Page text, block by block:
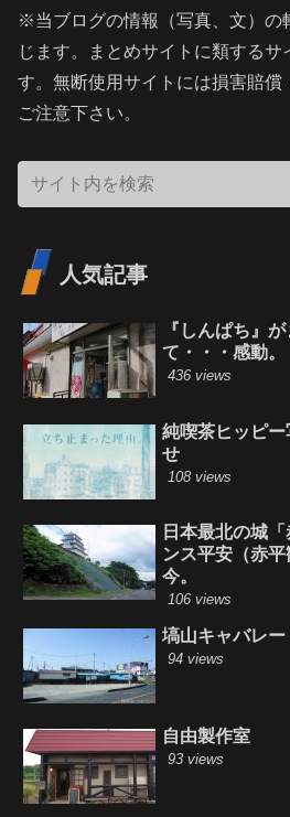
※当ブログの情報（写真、文）の
じます。まとめサイトに類するサ
す。無断使用サイトには損害賠償
ご注意下さい。
人気記事
『しんぱち』
て・・・感動。
436 views
純喫茶ヒッピ
せ
108 views
日本最北の城
ンス平安（赤
今。
106 views
塙山キャバレー
94 views
自由製作室
93 views